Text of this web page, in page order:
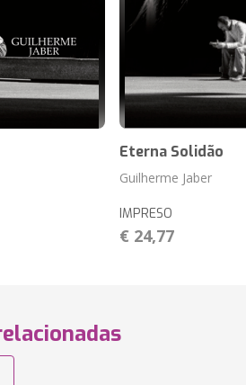
Eterna Solidão
Guilherme Jaber
IMPRESO
€ 24,77